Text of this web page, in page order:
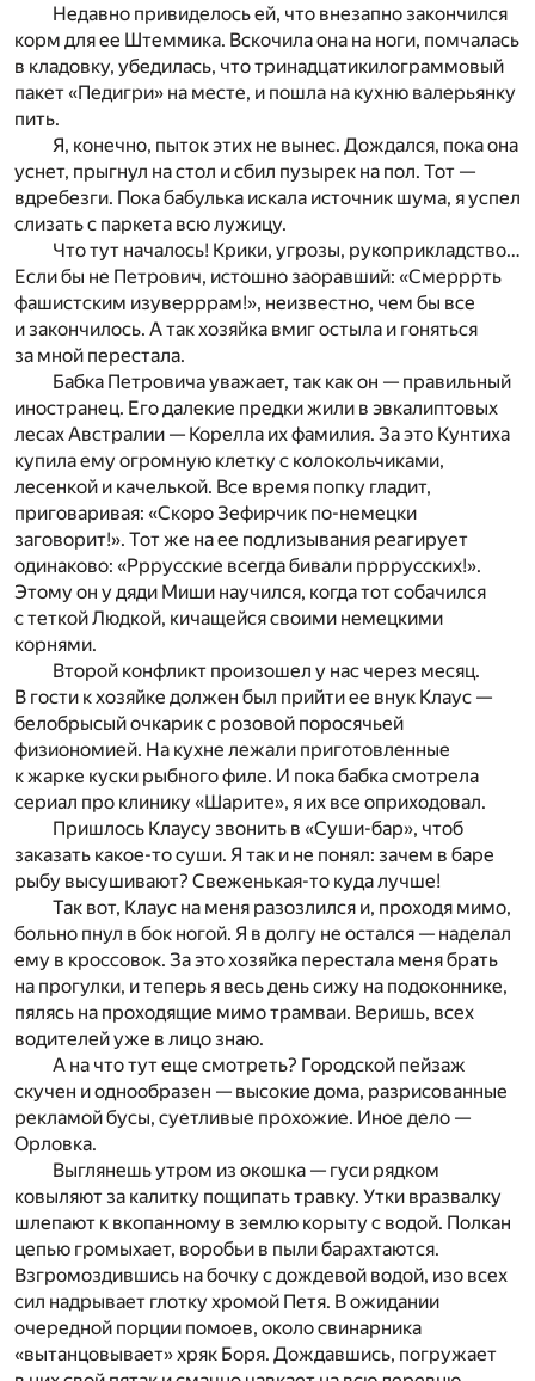
Недавно привиделось ей, что внезапно закончился
корм для ее Штеммика. Вскочила она на ноги, помчалась
в кладовку, убедилась, что тринадцатикилограммовый
пакет «Педигри» на месте, и пошла на кухню валерьянку
пить.
Я, конечно, пыток этих не вынес. Дождался, пока она
уснет, прыгнул на стол и сбил пузырек на пол. Тот —
вдребезги. Пока бабулька искала источник шума, я успел
слизать с паркета всю лужицу.
Что тут началось! Крики, угрозы, рукоприкладство…
Если бы не Петрович, истошно заоравший: «Смерррть
фашистским изуверррам!», неизвестно, чем бы все
и закончилось. А так хозяйка вмиг остыла и гоняться
за мной перестала.
Бабка Петровича уважает, так как он — правильный
иностранец. Его далекие предки жили в эвкалиптовых
лесах Австралии — Корелла их фамилия. За это Кунтиха
купила ему огромную клетку с колокольчиками,
лесенкой и качелькой. Все время попку гладит,
приговаривая: «Скоро Зефирчик по-немецки
заговорит!». Тот же на ее подлизывания реагирует
одинаково: «Рррусские всегда бивали прррусских!».
Этому он у дяди Миши научился, когда тот собачился
с теткой Людкой, кичащейся своими немецкими
корнями.
Второй конфликт произошел у нас через месяц.
В гости к хозяйке должен был прийти ее внук Клаус —
белобрысый очкарик с розовой поросячьей
физиономией. На кухне лежали приготовленные
к жарке куски рыбного филе. И пока бабка смотрела
сериал про клинику «Шарите», я их все оприходовал.
Пришлось Клаусу звонить в «Суши-бар», чтоб
заказать какое-то суши. Я так и не понял: зачем в баре
рыбу высушивают? Свеженькая-то куда лучше!
Так вот, Клаус на меня разозлился и, проходя мимо,
больно пнул в бок ногой. Я в долгу не остался — наделал
ему в кроссовок. За это хозяйка перестала меня брать
на прогулки, и теперь я весь день сижу на подоконнике,
пялясь на проходящие мимо трамваи. Веришь, всех
водителей уже в лицо знаю.
А на что тут еще смотреть? Городской пейзаж
скучен и однообразен — высокие дома, разрисованные
рекламой бусы, суетливые прохожие. Иное дело —
Орловка.
Выглянешь утром из окошка — гуси рядком
ковыляют за калитку пощипать травку. Утки вразвалку
шлепают к вкопанному в землю корыту с водой. Полкан
цепью громыхает, воробьи в пыли барахтаются.
Взгромоздившись на бочку с дождевой водой, изо всех
сил надрывает глотку хромой Петя. В ожидании
очередной порции помоев, около свинарника
«вытанцовывает» хряк Боря. Дождавшись, погружает